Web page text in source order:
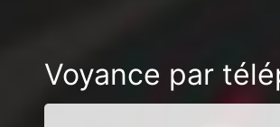
Voyance par